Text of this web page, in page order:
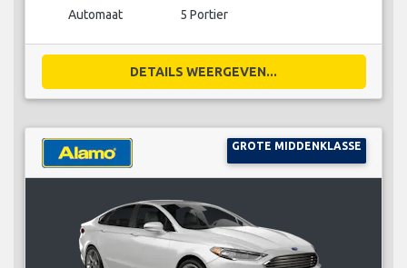
Automaat 5 Portier
DETAILS WEERGEVEN...
GROTE MIDDENKLASSE